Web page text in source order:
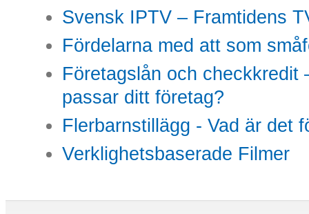
Svensk IPTV – Framtidens
Fördelarna med att som
Företagslån och checkkredit
passar ditt företag?
Flerbarnstillägg - Vad är det
Verklighetsbaserade Filmer